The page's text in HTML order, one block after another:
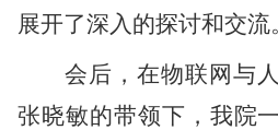
展开了深入的探讨和交流
会后， 在物联网与
张晓敏的带领下 ，我院